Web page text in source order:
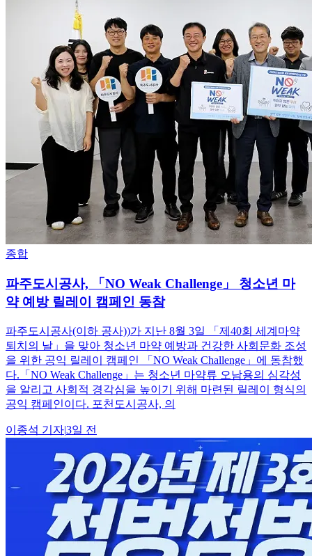
종합
파주도시공사, 「NO Weak Challenge」 청소년 마
약 예방 릴레이 캠페인 동참
파주도시공사(이하 공사))가 지난 8월 3일 「제40회 세계마약
퇴치의 날」을 맞아 청소년 마약 예방과 건강한 사회문화 조성
을 위한 공익 릴레이 캠페인 「NO Weak Challenge」에 동참했
다.「NO Weak Challenge」는 청소년 마약류 오남용의 심각성
을 알리고 사회적 경각심을 높이기 위해 마련된 릴레이 형식의
공익 캠페인이다. 포천도시공사, 의
이종석 기자|3일 전